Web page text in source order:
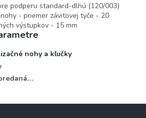
podperu standard-dlhú (120/003)
- priemer závitovej tyče - 20
výstupkov - 15 mm
nohy a kľučky